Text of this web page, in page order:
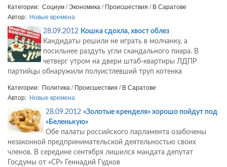
Категории: Социум / Экономика / Происшествия / В Саратове
Автор: Новые времена
28.09.2012 Кошка сдохла, хвост облез
Кандидаты решили не играть в молчанку, а
посильнее раздуть угли скандального пиара. В
четверг утром на двери штаб-квартиры ЛДПР
партийцы обнаружили полуистлевший труп котенка
Категории: Политика / Происшествия / В Саратове
Автор: Новые времена
28.09.2012 «Золотые кренделя» хорошо пойдут под
«Беленькую»
Обе палаты российского парламента озабочены
незаконной предпринимательской деятельностью своих
членов. В середине сентября лишился мандата депутат
Госдумы от «СР» Геннадий Гудков